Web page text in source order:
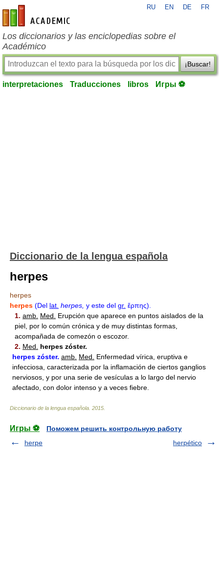
es-academic.com
RU EN DE FR
Los diccionarios y las enciclopedias sobre el
Académico
¡Buscar!
interpretaciones Traducciones libros Игры ⚽
Diccionario de la lengua española
herpes
herpes
herpes (Del lat. herpes, y este del gr. ἕρπης).
1. amb. Med.
Erupción que aparece en puntos aislados de la
piel, por lo común crónica y de muy distintas formas,
acompañada de comezón o escozor.
2. Med.
herpes zóster.
herpes zóster. amb. Med.
Enfermedad vírica, eruptiva e
infecciosa, caracterizada por la inflamación de ciertos ganglios
nerviosos, y por una serie de vesículas a lo largo del nervio
afectado, con dolor intenso y a veces fiebre.
Diccionario de la lengua española 2015
Игры ⚽
Поможем решить контрольную работу
herpe
herpético